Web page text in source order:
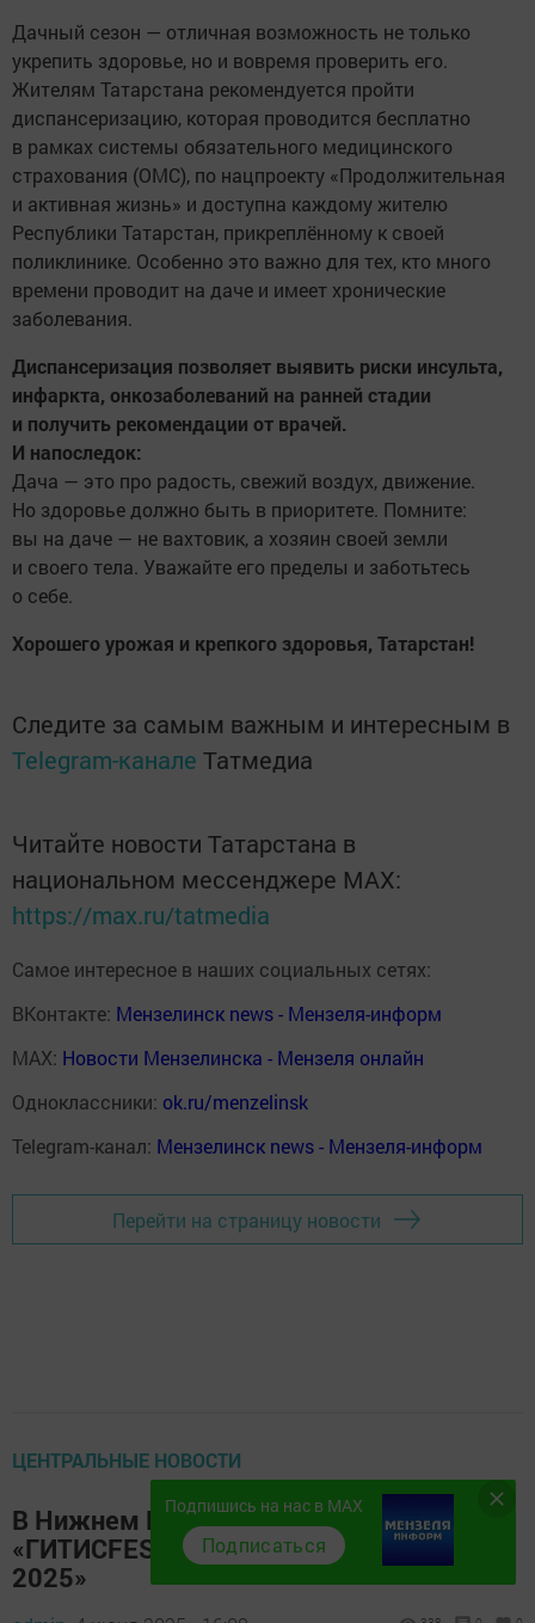
Дачный сезон — отличная возможность не только
укрепить здоровье, но и вовремя проверить его.
Жителям Татарстана рекомендуется пройти
диспансеризацию, которая проводится бесплатно
в рамках системы обязательного медицинского
страхования (ОМС), по нацпроекту «Продолжительная
и активная жизнь» и доступна каждому жителю
Республики Татарстан, прикреплённому к своей
поликлинике. Особенно это важно для тех, кто много
времени проводит на даче и имеет хронические
заболевания.
Диспансеризация позволяет выявить риски инсульта,
инфаркта, онкозаболеваний на ранней стадии
и получить рекомендации от врачей.
И напоследок:
Дача — это про радость, свежий воздух, движение.
Но здоровье должно быть в приоритете. Помните:
вы на даче — не вахтовик, а хозяин своей земли
и своего тела. Уважайте его пределы и заботьтесь
о себе.
Хорошего урожая и крепкого здоровья, Татарстан!
Следите за самым важным и интересным в
Telegram-канале Татмедиа
Читайте новости Татарстана в
национальном мессенджере MАХ:
https://max.ru/tatmedia
Самое интересное в наших социальных сетях:
ВКонтакте: Мензелинск news - Мензеля-информ
MAX: Новости Мензелинска - Мензеля онлайн
Одноклассники: ok.ru/menzelinsk
Telegram-канал: Мензелинск news - Мензеля-информ
Перейти на страницу новости
ЦЕНТРАЛЬНЫЕ НОВОСТИ
В Нижнем Новгороде завершился
«ГИТИСFEST. Театральное Приволжье
2025»
Подпишись на нас в MAX
Подписаться